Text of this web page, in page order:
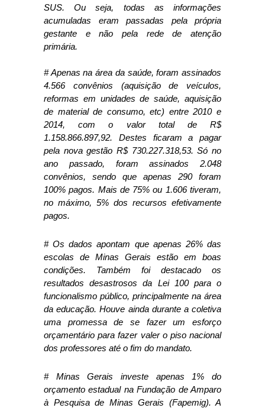
SUS. Ou seja, todas as informações
acumuladas eram passadas pela própria
gestante e não pela rede de atenção
primária.
# Apenas na área da saúde, foram assinados
4.566 convênios (aquisição de veículos,
reformas em unidades de saúde, aquisição
de material de consumo, etc) entre 2010 e
2014, com o valor total de R$
1.158.866.897,92. Destes ficaram a pagar
pela nova gestão R$ 730.227.318,53. Só no
ano passado, foram assinados 2.048
convênios, sendo que apenas 290 foram
100% pagos. Mais de 75% ou 1.606 tiveram,
no máximo, 5% dos recursos efetivamente
pagos.
# Os dados apontam que apenas 26% das
escolas de Minas Gerais estão em boas
condições. Também foi destacado os
resultados desastrosos da Lei 100 para o
funcionalismo público, principalmente na área
da educação. Houve ainda durante a coletiva
uma promessa de se fazer um esforço
orçamentário para fazer valer o piso nacional
dos professores até o fim do mandato.
# Minas Gerais investe apenas 1% do
orçamento estadual na Fundação de Amparo
à Pesquisa de Minas Gerais (Fapemig). A